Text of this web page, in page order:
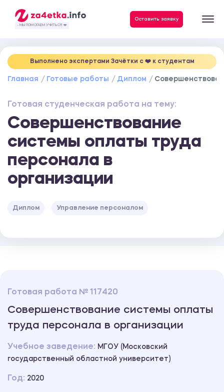
- МЫ ПОМОГАЕМ УЧИТЬСЯ ❤️
Оставить заявку
Выполнено экспертами Зачётки c ❤️ к студентам
Главная Готовые работы Диплом
Готовая студенческая работа на тему:
Совершенствование
системы оплаты труда
персонала в
организации
Диплом Управление персоналом
Готовая работа № 117420
Совершенствование системы оплаты
труда персонала в организации
Учебное заведение: МГОУ (Московский
государственный областной университет)
Год: 2020